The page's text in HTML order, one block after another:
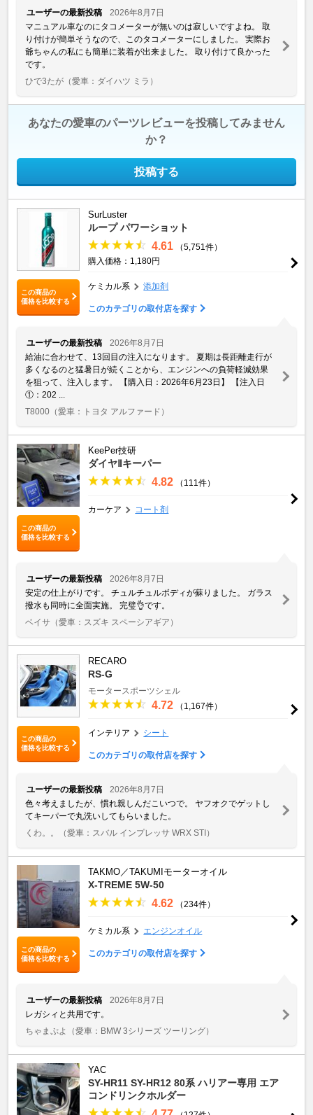
ユーザーの最新投稿
2026年8月7日
マニュアル車なのにタコメーターが無いのは寂しいですよね。 取
り付けが簡単そうなので、このタコメーターにしました。 実際お
爺ちゃんの私にも簡単に装着が出来ました。 取り付けて良かった
です。
ひで3たが （愛車：ダイハツ ミラ）
あなたの愛車のパーツレビューを投稿してみません
か？
投稿する
この商品の
価格を比較する
SurLuster
ループ パワーショット
4.61
（5,751件）
購入価格：1,180円
ケミカル系 添加剤
このカテゴリの取付店を探す
ユーザーの最新投稿
2026年8月7日
給油に合わせて、13回目の注入になります。 夏期は長距離走行が
多くなるのと猛暑日が続くことから、エンジンへの負荷軽減効果
を狙って、注入します。 【購入日：2026年6月23日】 【注入日
①：202 ...
T8000 （愛車：トヨタ アルファード）
この商品の
価格を比較する
KeePer技研
ダイヤⅡキーパー
4.82 （111件）
カーケア コート剤
ユーザーの最新投稿
2026年8月7日
安定の仕上がりです。 チュルチュルボディが蘇りました。 ガラス
撥水も同時に全面実施。 完璧👌です。
ベイサ （愛車：スズキ スペーシアギア）
この商品の
価格を比較する
RECARO
RS-G
モータースポーツシェル
4.72 （1,167件）
インテリア シート
このカテゴリの取付店を探す
ユーザーの最新投稿
2026年8月7日
色々考えましたが、慣れ親しんだこいつで。 ヤフオクでゲットし
てキーパーで丸洗いしてもらいました。
くわ。。
（愛車：スバル インプレッサ WRX STI）
この商品の
価格を比較する
TAKMO／TAKUMIモーターオイル
X-TREME 5W-50
4.62 （234件）
ケミカル系 エンジンオイル
このカテゴリの取付店を探す
ユーザーの最新投稿
2026年8月7日
レガシィと共用です。
ちゃまぷよ
（愛車：BMW 3シリーズ ツーリング）
YAC
SY-HR11 SY-HR12 80系 ハリアー専用 エア
コンドリンクホルダー